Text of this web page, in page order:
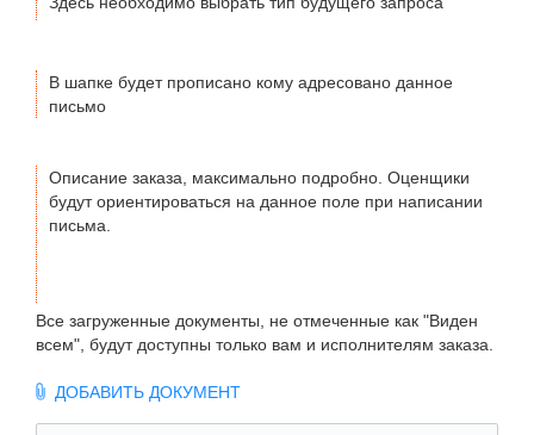
В шапке будет прописано кому адресовано данное
письмо
Описание заказа, максимально подробно. Оценщики
будут ориентироваться на данное поле при написании
письма.
Все загруженные документы, не отмеченные как "Виден
всем", будут доступны только вам и исполнителям заказа.
ДОБАВИТЬ ДОКУМЕНТ